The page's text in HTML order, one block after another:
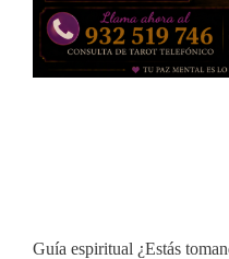
Guía espiritual ¿Estás